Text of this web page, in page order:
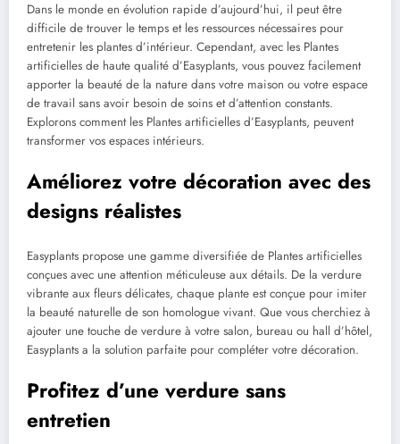
Dans le monde en évolution rapide d’aujourd’hui, il peut être
difficile de trouver le temps et les ressources nécessaires pour
entretenir les plantes d’intérieur. Cependant, avec les Plantes
artificielles de haute qualité d’Easyplants, vous pouvez facilement
apporter la beauté de la nature dans votre maison ou votre espace
de travail sans avoir besoin de soins et d’attention constants.
Explorons comment les Plantes artificielles d’Easyplants, peuvent
transformer vos espaces intérieurs.
Améliorez votre décoration avec des
designs réalistes
Easyplants propose une gamme diversifiée de Plantes artificielles
conçues avec une attention méticuleuse aux détails. De la verdure
vibrante aux fleurs délicates, chaque plante est conçue pour imiter
la beauté naturelle de son homologue vivant. Que vous cherchiez à
ajouter une touche de verdure à votre salon, bureau ou hall d’hôtel,
Easyplants a la solution parfaite pour compléter votre décoration.
Profitez d’une verdure sans
entretien